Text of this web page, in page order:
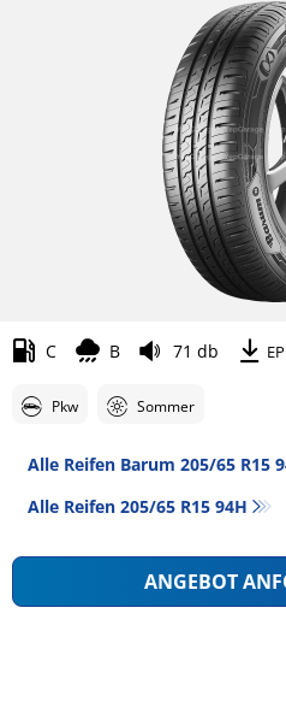
C B 71 db
Pkw Sommer
Alle Reifen Barum 205/65 R15
Alle Reifen‎ 205/65 R15 94H
ANGEBOT